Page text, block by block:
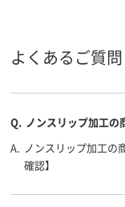
よくあるご質問
Q. ノンスリップ加工の
A. ノンスリップ加工の
確認】